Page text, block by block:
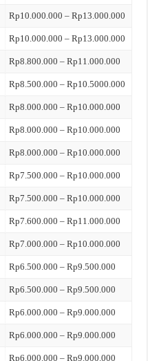
Rp10.000.000 – Rp13.000.000
Rp10.000.000 – Rp13.000.000
Rp8.800.000 – Rp11.000.000
Rp8.500.000 – Rp10.5000.000
Rp8.000.000 – Rp10.000.000
Rp8.000.000 – Rp10.000.000
Rp8.000.000 – Rp10.000.000
Rp7.500.000 – Rp10.000.000
Rp7.500.000 – Rp10.000.000
Rp7.600.000 – Rp11.000.000
Rp7.000.000 – Rp10.000.000
Rp6.500.000 – Rp9.500.000
Rp6.500.000 – Rp9.500.000
Rp6.000.000 – Rp9.000.000
Rp6.000.000 – Rp9.000.000
Rp6.000.000 – Rp9.000.000